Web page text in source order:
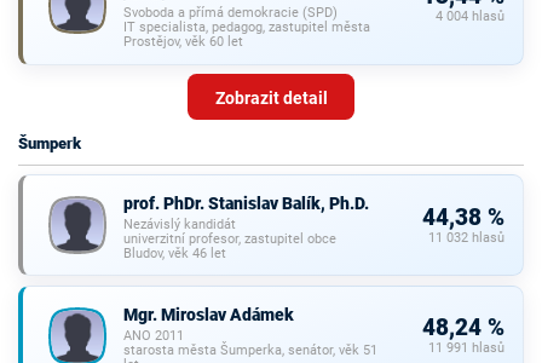
Svoboda a přímá demokracie (SPD)
IT specialista, pedagog, zastupitel města
Prostějov, věk 60 let
4 004 hlasů
Zobrazit detail
Šumperk
prof. PhDr. Stanislav Balík, Ph.D.
Nezávislý kandidát
univerzitní profesor, zastupitel obce
Bludov, věk 46 let
44,38 %
11 032 hlasů
Mgr. Miroslav Adámek
ANO 2011
starosta města Šumperka, senátor, věk 51
48,24 %
11 991 hlasů